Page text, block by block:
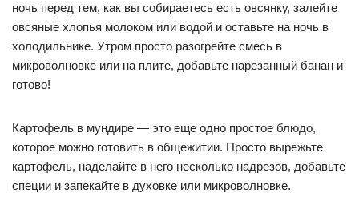
ночь перед тем, как вы собираетесь есть овсянку, залейте
овсяные хлопья молоком или водой и оставьте на ночь в
холодильнике. Утром просто разогрейте смесь в
микроволновке или на плите, добавьте нарезанный банан и
готово!
Картофель в мундире — это еще одно простое блюдо,
которое можно готовить в общежитии. Просто вырежьте
картофель, наделайте в него несколько надрезов, добавьте
специи и запекайте в духовке или микроволновке.